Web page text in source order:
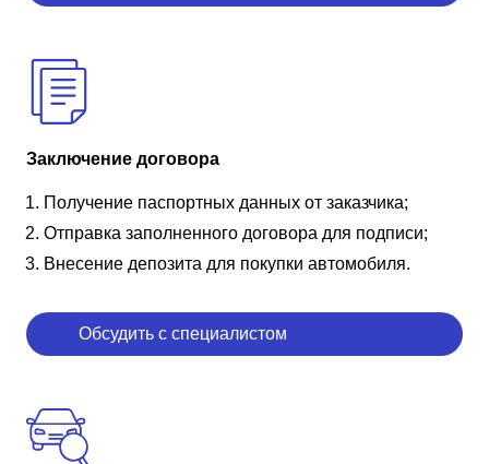
Заключение договора
Получение паспортных данных от заказчика;
Отправка заполненного договора для подписи;
Внесение депозита для покупки автомобиля.
Обсудить с специалистом